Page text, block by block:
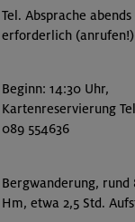
Tel. Absprache abends
erforderlich (anrufen!)
Beginn: 14:30 Uhr,
Kartenreservierung
089 554636
Bergwanderung, rund
Hm, etwa 2,5 Std.